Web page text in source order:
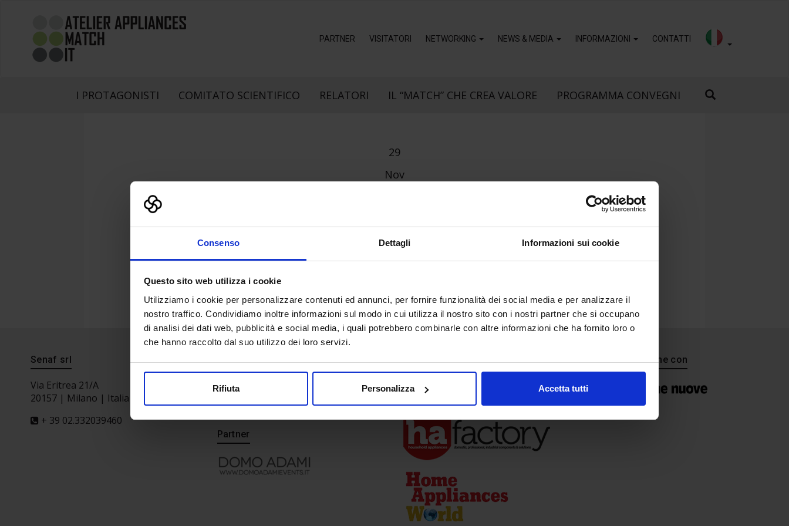
Consenso Dettagli Informazioni sui cookie
Questo sito web utilizza i cookie
Utilizziamo i cookie per personalizzare contenuti ed annunci, per fornire funzionalità dei social media e per analizzare il
nostro traffico. Condividiamo inoltre informazioni sul modo in cui utilizza il nostro sito con i nostri partner che si occupano
di analisi dei dati web, pubblicità e social media, i quali potrebbero combinarle con altre informazioni che ha fornito loro o
che hanno raccolto dal suo utilizzo dei loro servizi.
Rifiuta Personalizza Accetta tutti
PARTNER VISITATORI NETWORKING NEWS & MEDIA INFORMAZIONI CONTATTI
I PROTAGONISTI COMITATO SCIENTIFICO RELATORI IL “MATCH” CHE CREA VALORE PROGRAMMA CONVEGNI
29
Nov
LOGO-ATELIERAPPLIANCES
Senaf srl
Via Eritrea 21/A
20157 | Milano | Italia
+ 39 02.332039460
Partner
In collaborazione con